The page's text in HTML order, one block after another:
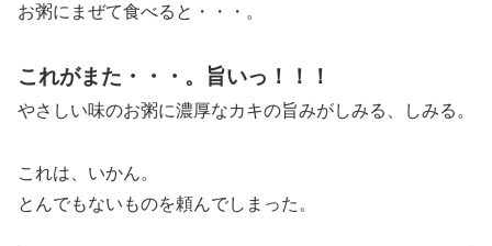
お粥にまぜて食べると・・・。
これがまた・・・。旨いっ！！！
やさしい味のお粥に濃厚なカキの旨みがしみる、しみる。
これは、いかん。
とんでもないものを頼んでしまった。